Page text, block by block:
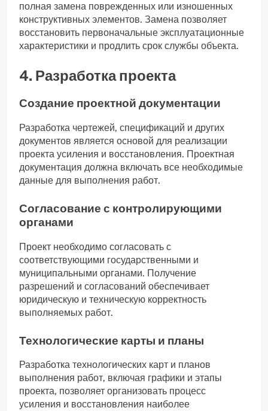
полная замена поврежденных или изношенных
конструктивных элементов. Замена позволяет
восстановить первоначальные эксплуатационные
характеристики и продлить срок службы объекта.
4. Разработка проекта
Создание проектной документации
Разработка чертежей, спецификаций и других
документов является основой для реализации
проекта усиления и восстановления. Проектная
документация должна включать все необходимые
данные для выполнения работ.
Согласование с контролирующими
органами
Проект необходимо согласовать с
соответствующими государственными и
муниципальными органами. Получение
разрешений и согласований обеспечивает
юридическую и техническую корректность
выполняемых работ.
Технологические карты и планы
Разработка технологических карт и планов
выполнения работ, включая графики и этапы
проекта, позволяет организовать процесс
усиления и восстановления наиболее